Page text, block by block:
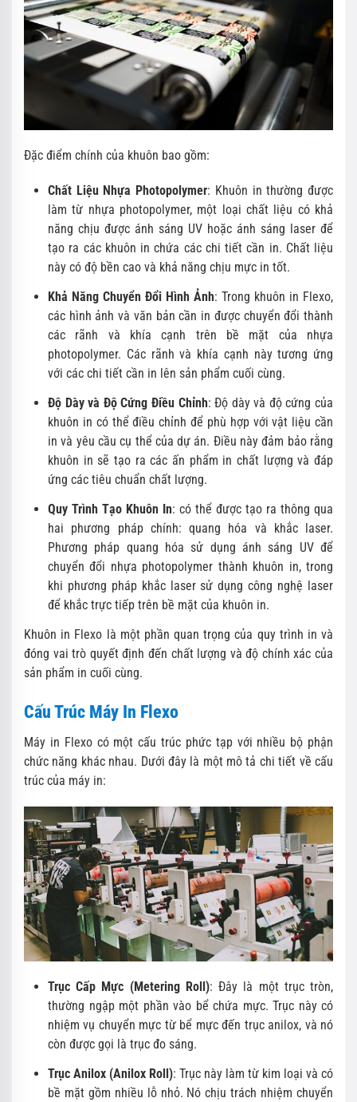
Đặc điểm chính của khuôn bao gồm:
Chất Liệu Nhựa Photopolymer: Khuôn in thường được
làm từ nhựa photopolymer, một loại chất liệu có khả
năng chịu được ánh sáng UV hoặc ánh sáng laser để
tạo ra các khuôn in chứa các chi tiết cần in. Chất liệu
này có độ bền cao và khả năng chịu mực in tốt.
Khả Năng Chuyển Đổi Hình Ảnh: Trong khuôn in Flexo,
các hình ảnh và văn bản cần in được chuyển đổi thành
các rãnh và khía cạnh trên bề mặt của nhựa
photopolymer. Các rãnh và khía cạnh này tương ứng
với các chi tiết cần in lên sản phẩm cuối cùng.
Độ Dày và Độ Cứng Điều Chỉnh: Độ dày và độ cứng của
khuôn in có thể điều chỉnh để phù hợp với vật liệu cần
in và yêu cầu cụ thể của dự án. Điều này đảm bảo rằng
khuôn in sẽ tạo ra các ấn phẩm in chất lượng và đáp
ứng các tiêu chuẩn chất lượng.
Quy Trình Tạo Khuôn In: có thể được tạo ra thông qua
hai phương pháp chính: quang hóa và khắc laser.
Phương pháp quang hóa sử dụng ánh sáng UV để
chuyển đổi nhựa photopolymer thành khuôn in, trong
khi phương pháp khắc laser sử dụng công nghệ laser
để khắc trực tiếp trên bề mặt của khuôn in.
Khuôn in Flexo là một phần quan trọng của quy trình in và
đóng vai trò quyết định đến chất lượng và độ chính xác của
sản phẩm in cuối cùng.
Cấu Trúc Máy In Flexo
Máy in Flexo có một cấu trúc phức tạp với nhiều bộ phận
chức năng khác nhau. Dưới đây là một mô tả chi tiết về cấu
trúc của máy in:
Trục Cấp Mực (Metering Roll): Đây là một trục tròn,
thường ngập một phần vào bể chứa mực. Trục này có
nhiệm vụ chuyển mực từ bể mực đến trục anilox, và nó
còn được gọi là trục đo sáng.
Trục Anilox (Anilox Roll): Trục này làm từ kim loại và có
bề mặt gồm nhiều lỗ nhỏ. Nó chịu trách nhiệm chuyển